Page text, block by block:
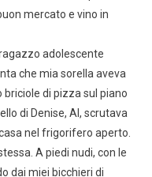
mercato e vino in
adolescente
che mia sorella aveva
di pizza sul piano
di Denise, Al, scrutava
nel frigorifero aperto.
A piedi nudi, con le
dai miei bicchieri di